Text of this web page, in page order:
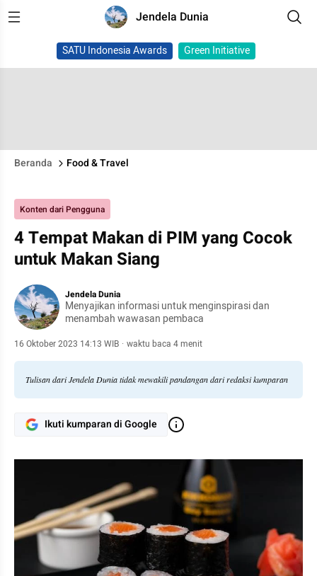
Jendela Dunia
SATU Indonesia Awards Green Initiative
Beranda Food & Travel
Konten dari Pengguna
4 Tempat Makan di PIM yang Cocok
untuk Makan Siang
Jendela Dunia
Menyajikan informasi untuk menginspirasi dan
menambah wawasan pembaca
16 Oktober 2023 14:13 WIB · waktu baca 4 menit
Tulisan dari Jendela Dunia tidak mewakili pandangan dari redaksi kumparan
Ikuti kumparan di Google